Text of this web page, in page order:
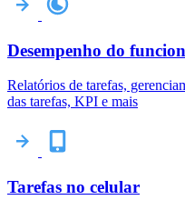
Desempenho do
Relatórios de tarefas,
das tarefas, KPI e mais
Tarefas no celular